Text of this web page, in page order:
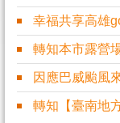
轉知本市露營